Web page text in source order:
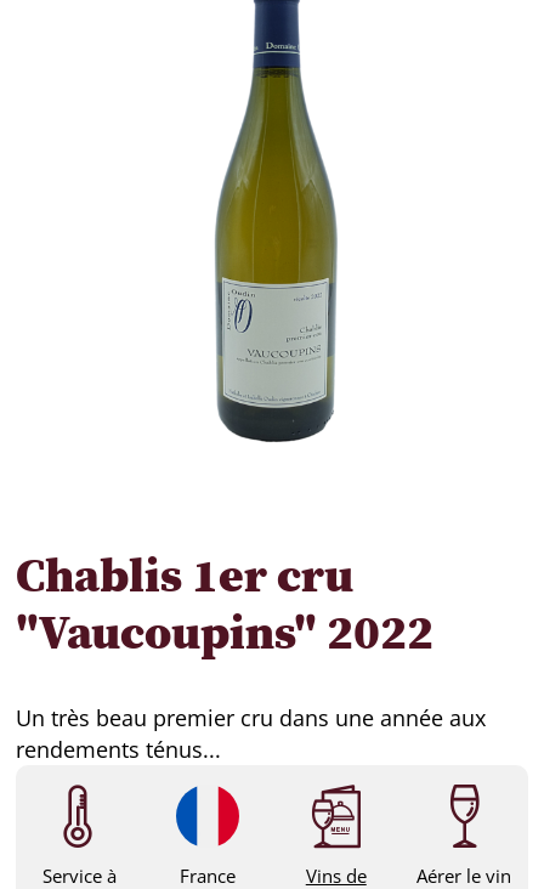
Chablis 1er cru
"Vaucoupins" 2022
Un très beau premier cru dans une année aux
rendements ténus...
Service à
France
Vins de
Aérer le vin